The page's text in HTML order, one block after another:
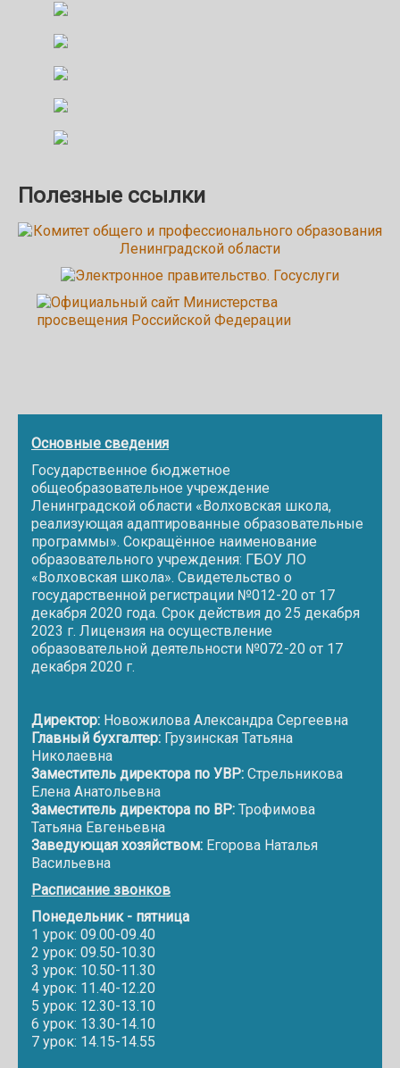
Полезные ссылки
Основные сведения
Государственное бюджетное
общеобразовательное учреждение
Ленинградской области «Волховская школа,
реализующая адаптированные образовательные
программы». Сокращённое наименование
образовательного учреждения: ГБОУ ЛО
«Волховская школа». Свидетельство о
государственной регистрации №012-20 от 17
декабря 2020 года. Срок действия до 25 декабря
2023 г. Лицензия на осуществление
образовательной деятельности №072-20 от 17
декабря 2020 г.
Директор: Новожилова Александра Сергеевна
Главный бухгалтер: Грузинская Татьяна
Николаевна
Заместитель директора по УВР: Стрельникова
Елена Анатольевна
Заместитель директора по ВР: Трофимова
Татьяна Евгеньевна
Заведующая хозяйством: Егорова Наталья
Васильевна
Расписание звонков
Понедельник - пятница
1 урок: 09.00-09.40
2 урок: 09.50-10.30
3 урок: 10.50-11.30
4 урок: 11.40-12.20
5 урок: 12.30-13.10
6 урок: 13.30-14.10
7 урок: 14.15-14.55